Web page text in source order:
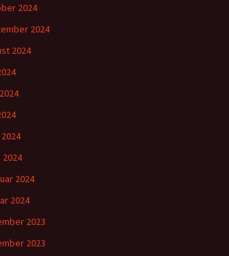
2024
2024
2024
2024
2024
2024
2023
2023